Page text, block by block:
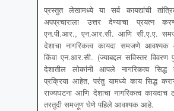
प्रस्तुत लेखामध्ये या सर्व कायद्यांची
अपप्रचाराला उत्तर देण्याचा प्रयत्न
एन.पी.आर., एन.आर.सी. आणि सी.ए.ए.
देशाचा नागरिकत्व कायदा समजणे
किंवा एन.आर.सी. (ज्याबद्दल सविस्तर
देशातील लोकांनी आपले नागरिकत्व सिद्ध
प्रक्रिया आहेत, परंतु यामध्ये काय सिद्ध
राज्यघटना आणि देशाचा नागरिकत्व कायदाच
तरतुदी समजूण घेणे पहिले आवश्यक आहे.